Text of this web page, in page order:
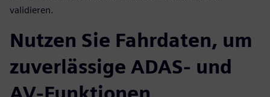
validieren.
Nutzen Sie Fahrdaten, um
zuverlässige ADAS- und